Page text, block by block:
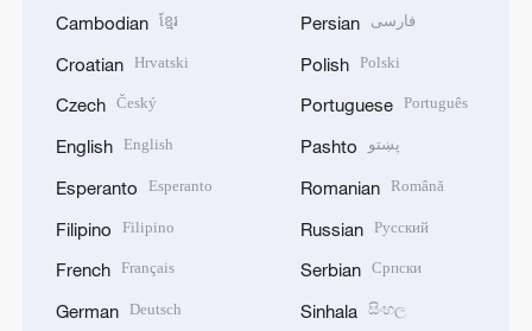
Cambodian ខ្មែរ
Croatian Hrvatski
Czech Český
English English
Esperanto Esperanto
Filipino Filipino
French Français
German Deutsch
Persian فارسی
Polish Polski
Portuguese Português
Pashto پښتو
Romanian Română
Russian Русский
Serbian Српски
Sinhala සිංහල